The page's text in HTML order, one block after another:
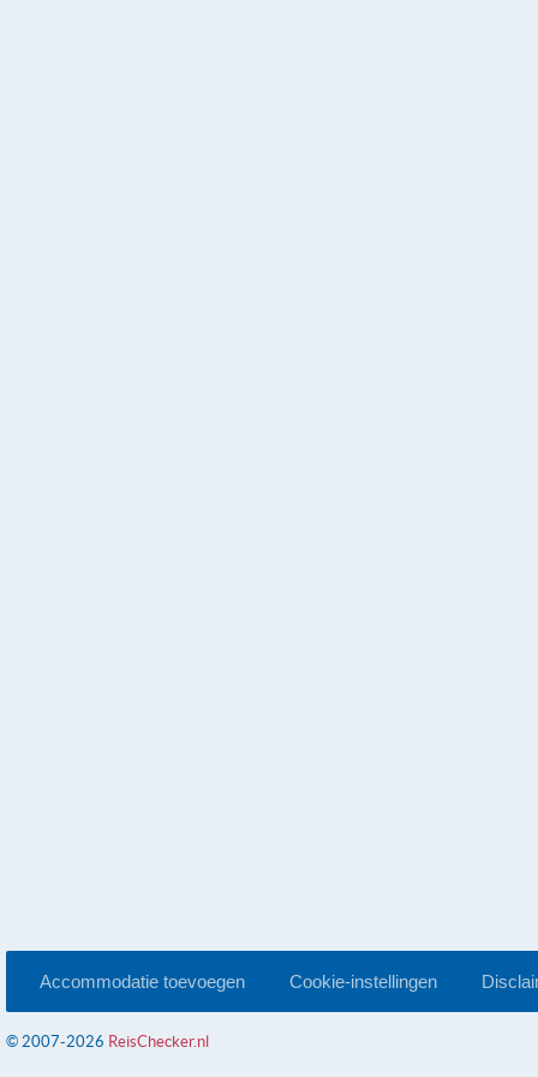
Accommodatie toevoegen Cookie-instellingen
© 2007-2026 ReisChecker.nl